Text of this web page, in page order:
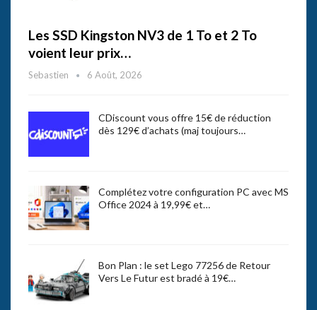
Les SSD Kingston NV3 de 1 To et 2 To
voient leur prix…
Sebastien 6 Août, 2026
CDiscount vous offre 15€ de réduction
dès 129€ d’achats (maj toujours…
Complétez votre configuration PC avec MS
Office 2024 à 19,99€ et…
Bon Plan : le set Lego 77256 de Retour
Vers Le Futur est bradé à 19€…